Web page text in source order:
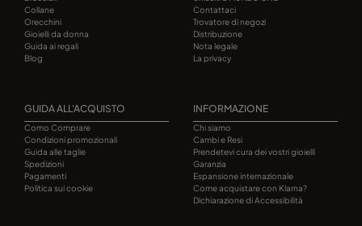
Collane
Orecchini
Gioielli da donna
Guida ai regali
Blog
Contattaci
Trovatore di negozi
Distribuzione
Nota legale
La privacy
GUIDA ALL'ACQUISTO
Como Comprare
Condizioni promozionali
Guida alle taglie
Spedizioni
Pagamenti
Politica sui cookie
INFORMAZIONE
Chi siamo
Cambi e Resi
Prendetevi cura dei vostri gioielli
Garanzia
Espansione internazionale
Come acquistare con Klarna?
Dichiarazione di Accessibilità